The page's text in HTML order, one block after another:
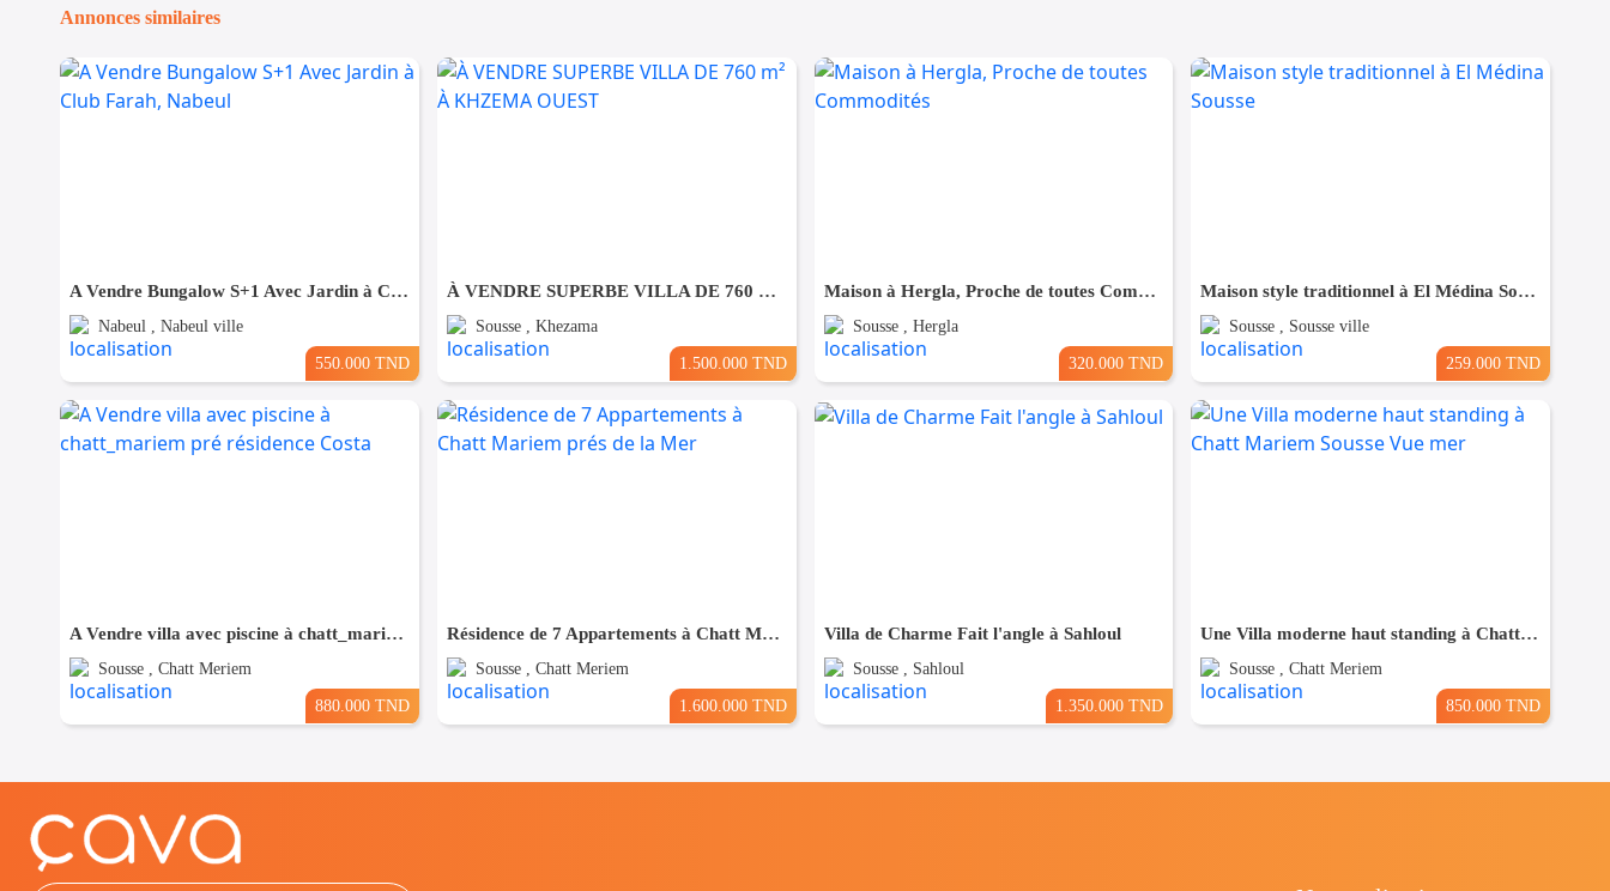
Annonces similaires
A Vendre Bungalow S+1 Avec Jardin à Club Farah, Nabeul
Nabeul , Nabeul ville
550.000 TND
À VENDRE SUPERBE VILLA DE 760 m² À KHZEMA OUEST
Sousse , Khezama
1.500.000 TND
Maison à Hergla, Proche de toutes Commodités
Sousse , Hergla
320.000 TND
Maison style traditionnel à El Médina Sousse
Sousse , Sousse ville
259.000 TND
A Vendre villa avec piscine à chatt_mariem pré résidence Costa
Sousse , Chatt Meriem
880.000 TND
Résidence de 7 Appartements à Chatt Mariem prés de la Mer
Sousse , Chatt Meriem
1.600.000 TND
Villa de Charme Fait l'angle à Sahloul
Sousse , Sahloul
1.350.000 TND
Une Villa moderne haut standing à Chatt Mariem Sousse Vue mer
Sousse , Chatt Meriem
850.000 TND